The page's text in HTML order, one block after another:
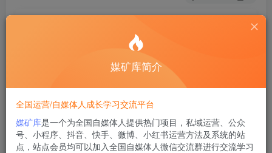
只有困难才能使人显出自己的本色
媒矿库简介
全国运营/自媒体人成长学习交流平台
媒矿库是一个为全国自媒体人提供热门项目，私域运营、公众
号、小程序、抖音、快手、微博、小红书运营方法及系统的站
点，站点会员均可以加入全国自媒体人微信交流群进行交流学习